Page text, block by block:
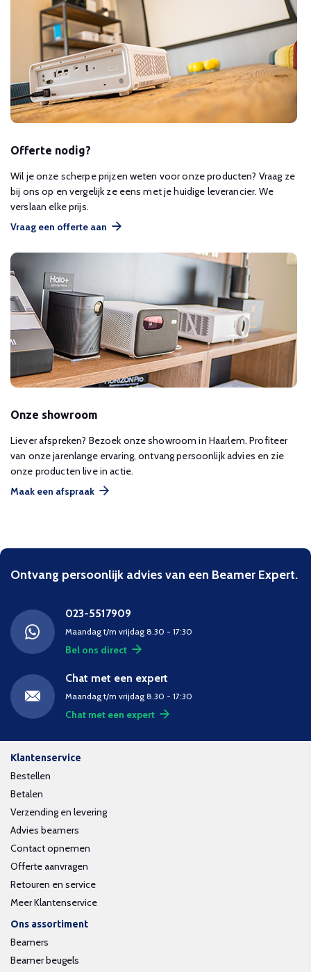
Offerte nodig?
Wil je onze scherpe prijzen weten voor onze producten? Vraag ze
bij ons op en vergelijk ze eens met je huidige leverancier. We
verslaan elke prijs.
Vraag een offerte aan
Onze showroom
Liever afspreken? Bezoek onze showroom in Haarlem. Profiteer
van onze jarenlange ervaring, ontvang persoonlijk advies en zie
onze producten live in actie.
Maak een afspraak
Ontvang persoonlijk advies van een Beamer Expert.
023-5517909
Maandag t/m vrijdag 8.30 - 17:30
Bel ons direct
Chat met een expert
Maandag t/m vrijdag 8.30 - 17:30
Chat met een expert
Klantenservice
Bestellen
Betalen
Verzending en levering
Advies beamers
Contact opnemen
Offerte aanvragen
Retouren en service
Meer Klantenservice
Ons assortiment
Beamers
Beamer beugels